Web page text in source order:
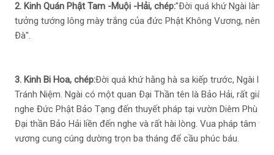
2. Kinh Quán Phật Tam -Muội -Hải, chép:"Ðời quá khứ Ngài làm
tưởng tướng lông mày trắng của đức Phật Không Vương, nên
Ðà".
3. Kinh Bi Hoa, chép:Ðời quá khứ hằng hà sa kiếp trước, Ngài là
Tránh Niệm. Ngài có một quan Ðại Thần tên là Bảo Hải, rất giàu
nghe Đức Phật Bảo Tạng đến thuyết pháp tại vườn Diêm Phù ở
Ðại thần Bảo Hải liền đến nghe và rất hài lòng. Vua pháp tâm
vương cung cúng dường trọn ba tháng để cầu phúc báu.